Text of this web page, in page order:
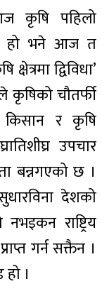
कृषि पहिलो
नै हो भने आज त
द्विविधा’
कृषिको चौतर्फी
किसान र कृषि
उपचार
बन्नगएको छ ।
देशको
राष्ट्रिय
गर्न सक्तैन ।
।